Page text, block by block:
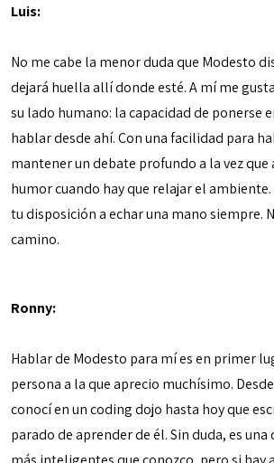
Luis:
No me cabe la menor duda que Modesto
dejará huella allí donde esté. A mí me
su lado humano: la capacidad de ponerse
hablar desde ahí. Con una facilidad para
mantener un debate profundo a la vez
humor cuando hay que relajar el
tu disposición a echar una mano siempre.
camino.
Ronny:
Hablar de Modesto para mí es en primer
persona a la que aprecio muchísimo.
conocí en un coding dojo hasta hoy que
parado de aprender de él. Sin duda, es una